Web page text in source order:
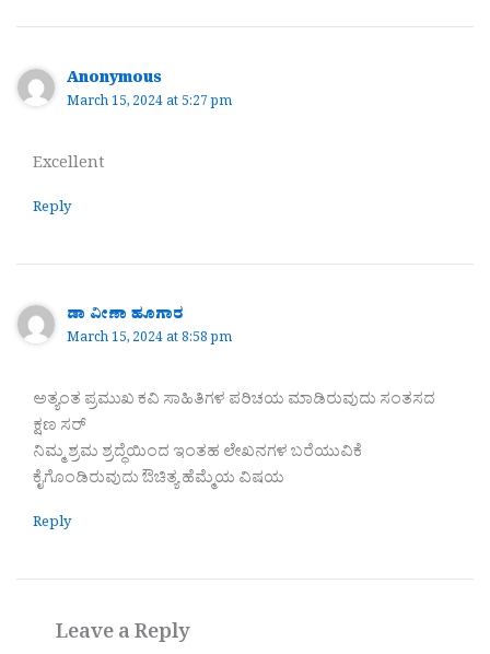
Anonymous
March 15, 2024 at 5:27 pm
Excellent
Reply
ಡಾ ವೀಣಾ ಹೂಗಾರ
March 15, 2024 at 8:58 pm
ಅತ್ಯಂತ ಪ್ರಮುಖ ಕವಿ ಸಾಹಿತಿಗಳ ಪರಿಚಯ ಮಾಡಿರುವುದು ಸಂತಸದ
ಕ್ಷಣ ಸರ್
ನಿಮ್ಮ ಶ್ರಮ ಶ್ರದ್ಧೆಯಿಂದ ಇಂತಹ ಲೇಖನಗಳ ಬರೆಯುವಿಕೆ
ಕೈಗೊಂಡಿರುವುದು ಔಚಿತ್ಯ ಹೆಮ್ಮೆಯ ವಿಷಯ
Reply
Leave a Reply